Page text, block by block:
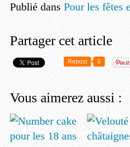
Publié dans Pour les fêtes
Partager cet article
Repost 0
Vous aimerez aussi :